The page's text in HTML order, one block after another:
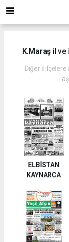
K.Maraş il ve
Diğer il
ELBİSTAN
KAYNARCA